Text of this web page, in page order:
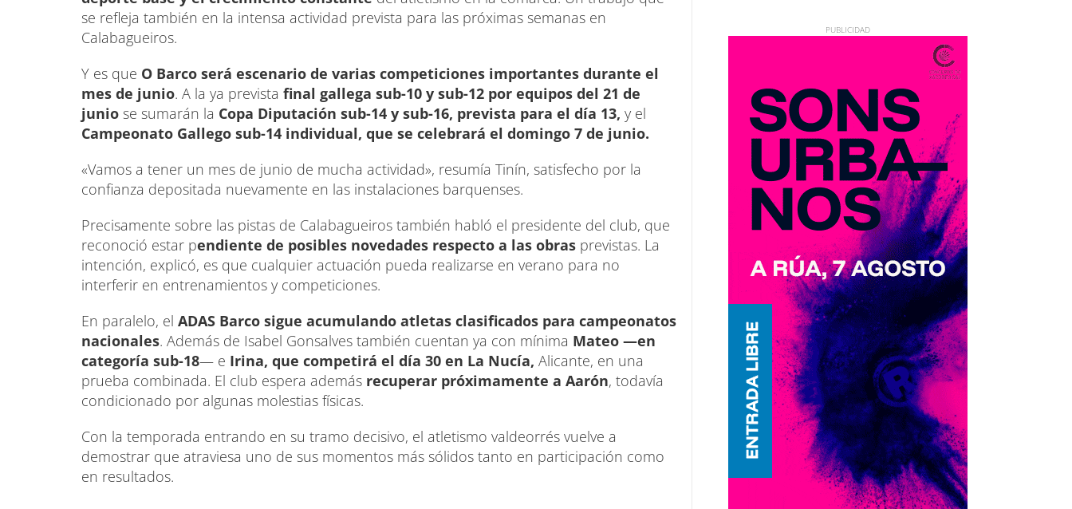
se refleja también en la intensa actividad prevista para las próximas semanas en
Calabagueiros.
Y es que O Barco será escenario de varias competiciones importantes durante el
mes de junio. A la ya prevista final gallega sub-10 y sub-12 por equipos del 21 de
junio se sumarán la Copa Diputación sub-14 y sub-16, prevista para el día 13, y el
Campeonato Gallego sub-14 individual, que se celebrará el domingo 7 de junio.
«Vamos a tener un mes de junio de mucha actividad», resumía Tinín, satisfecho por la
confianza depositada nuevamente en las instalaciones barquenses.
Precisamente sobre las pistas de Calabagueiros también habló el presidente del club, que
reconoció estar pendiente de posibles novedades respecto a las obras previstas. La
intención, explicó, es que cualquier actuación pueda realizarse en verano para no
interferir en entrenamientos y competiciones.
En paralelo, el ADAS Barco sigue acumulando atletas clasificados para campeonatos
nacionales. Además de Isabel Gonsalves también cuentan ya con mínima Mateo —en
categoría sub-18— e Irina, que competirá el día 30 en La Nucía, Alicante, en una
prueba combinada. El club espera además recuperar próximamente a Aarón, todavía
condicionado por algunas molestias físicas.
Con la temporada entrando en su tramo decisivo, el atletismo valdeorrés vuelve a
demostrar que atraviesa uno de sus momentos más sólidos tanto en participación como
en resultados.